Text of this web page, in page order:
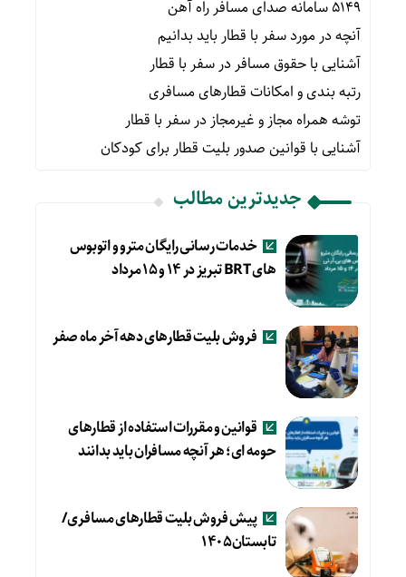
۵۱۴۹ سامانه صدای مسافر راه آهن
آنچه در مورد سفر با قطار باید بدانیم
آشنایی با حقوق مسافر در سفر با قطار
رتبه بندی و امکانات قطارهای مسافری
توشه همراه مجاز و غیرمجاز در سفر با قطار
آشنایی با قوانین صدور بلیت قطار برای کودکان
جدیدترین مطالب
خدمات رسانی رایگان مترو و اتوبوس
های BRT تبریز در ۱۴ و ۱۵ مرداد
فروش بلیت قطارهای دهه آخر ماه صفر
قوانین و مقررات استفاده از قطارهای
حومه ای؛ هر آنچه مسافران باید بدانند
پیش فروش بلیت قطارهای مسافری/
تابستان۱۴۰۵